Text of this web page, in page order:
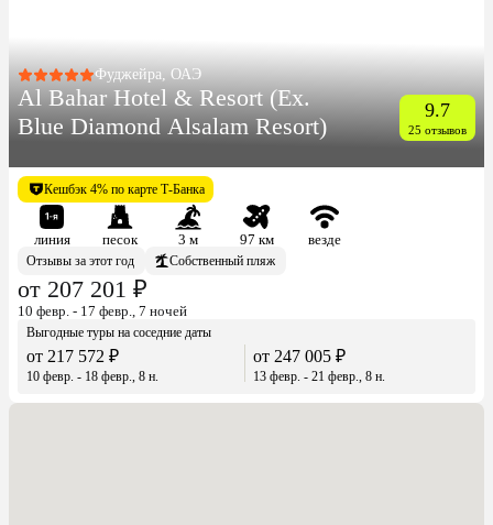
Фуджейра, ОАЭ
Al Bahar Hotel & Resort (Ex.
Blue Diamond Alsalam Resort)
9.7
25 отзывов
Кешбэк 4% по карте Т-Банка
линия песок 3 м 97 км
везде
Отзывы за этот год
Собственный пляж
от 207 201 ₽
10 февр. - 17 февр., 7 ночей
Выгодные туры на соседние даты
от 217 572 ₽
10 февр. - 18 февр., 8 н.
от 247 005 ₽
13 февр. - 21 февр., 8 н.